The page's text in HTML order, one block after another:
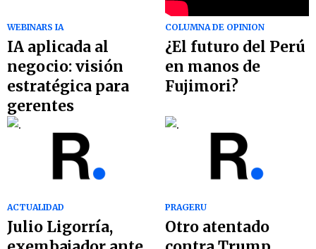
WEBINARS IA
IA aplicada al
negocio: visión
estratégica para
gerentes
COLUMNA DE OPINION
¿El futuro del Perú
en manos de
Fujimori?
ACTUALIDAD
Julio Ligorría,
PRAGERU
Otro atentado